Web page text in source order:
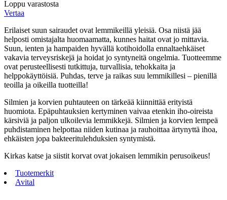
Loppu varastosta
Vertaa
Erilaiset suun sairaudet ovat lemmikeillä yleisiä. Osa niistä jää
helposti omistajalta huomaamatta, kunnes haitat ovat jo mittavia.
Suun, ienten ja hampaiden hyvällä kotihoidolla ennaltaehkäiset
vakavia terveysriskejä ja hoidat jo syntyneitä ongelmia. Tuotteemme
ovat perusteellisesti tutkittuja, turvallisia, tehokkaita ja
helppokäyttöisiä. Puhdas, terve ja raikas suu lemmikillesi – pienillä
teoilla ja oikeilla tuotteilla!
Silmien ja korvien puhtauteen on tärkeää kiinnittää erityistä
huomiota. Epäpuhtauksien kertyminen vaivaa etenkin iho-oireista
kärsiviä ja paljon ulkoilevia lemmikkejä. Silmien ja korvien lempeä
puhdistaminen helpottaa niiden kutinaa ja rauhoittaa ärtynyttä ihoa,
ehkäisten jopa bakteeritulehduksien syntymistä.
Kirkas katse ja siistit korvat ovat jokaisen lemmikin perusoikeus!
Tuotemerkit
Avital